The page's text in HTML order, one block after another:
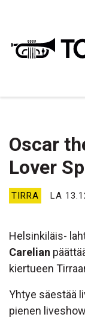
Oscar
Lover
TIRRA LA
Helsinkiläis-
Carelian
kiertueen
Yhtye säestää
pienen